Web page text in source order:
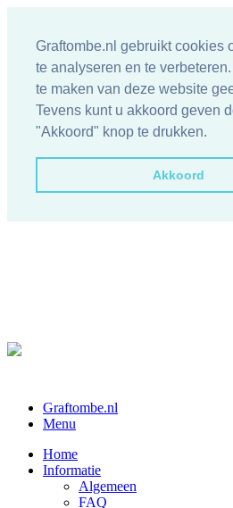
Graftombe.nl gebruikt cookies
te analyseren en te
te maken van deze website
Tevens kunt u akkoord geven
"Akkoord" knop te drukken.
Akkoord
Graftombe.nl
Menu
Home
Informatie
Algemeen
FAQ